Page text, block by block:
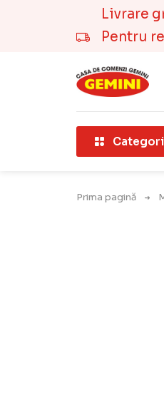
Livrare
Pentru
Prima pagină